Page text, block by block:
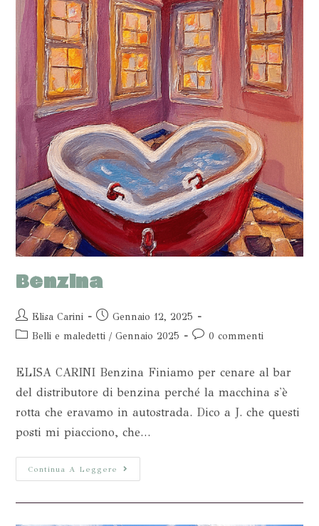
Benzina
Elisa Carini
Gennaio 12, 2025
Belli e maledetti / Gennaio 2025 0 commenti
ELISA CARINI Benzina Finiamo per cenare al bar
del distributore di benzina perché la macchina s'è
rotta che eravamo in autostrada. Dico a J. che questi
posti mi piacciono, che…
Continua A Leggere